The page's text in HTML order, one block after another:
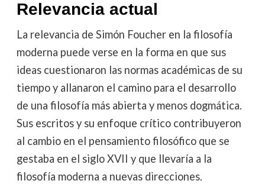
Relevancia actual
La relevancia de Simón Foucher en la filosofía
moderna puede verse en la forma en que sus
ideas cuestionaron las normas académicas de su
tiempo y allanaron el camino para el desarrollo
de una filosofía más abierta y menos dogmática.
Sus escritos y su enfoque crítico contribuyeron
al cambio en el pensamiento filosófico que se
gestaba en el siglo XVII y que llevaría a la
filosofía moderna a nuevas direcciones.